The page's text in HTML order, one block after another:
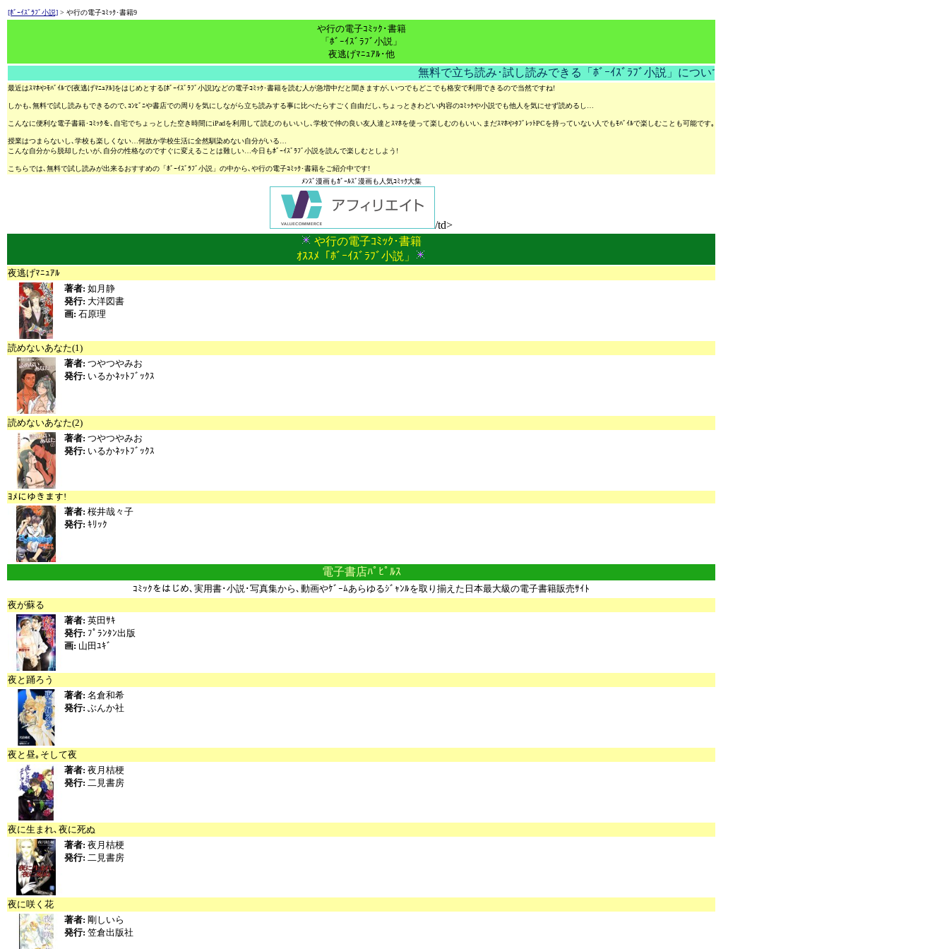
[ﾎﾞｰｲｽﾞﾗﾌﾞ小説] > や行の電子ｺﾐｯｸ･書籍9
や行の電子ｺﾐｯｸ･書籍
「ﾎﾞｰｲｽﾞﾗﾌﾞ小説」
夜逃げﾏﾆｭｱﾙ･他
無料で立ち読み･試し読みできる「ﾎﾞｰｲｽﾞﾗﾌﾞ小説」について!!
最近はｽﾏﾎやﾓﾊﾞｲﾙで[夜逃げﾏﾆｭｱﾙ]をはじめとする[ﾎﾞｰｲｽﾞﾗﾌﾞ小説]などの電子ｺﾐｯｸ･書籍を読む人が急増中だと聞きますが､いつでもどこでも格安で利用できるので当然ですね!
しかも､無料で試し読みもできるので､ｺﾝﾋﾞﾆや書店での周りを気にしながら立ち読みする事に比べたらすごく自由だし､ちょっときわどい内容のｺﾐｯｸや小説でも他人を気にせず読めるし…
こんなに便利な電子書籍･ｺﾐｯｸを､自宅でちょっとした空き時間にiPadを利用して読むのもいいし､学校で仲の良い友人達とｽﾏﾎを使って楽しむのもいい､まだｽﾏﾎやﾀﾌﾞﾚｯﾄPCを持っていない人でもﾓﾊﾞｲﾙで楽しむことも可能です｡
授業はつまらないし､学校も楽しくない…何故か学校生活に全然馴染めない自分がいる…
こんな自分から脱却したいが､自分の性格なのですぐに変えることは難しい…今日もﾎﾞｰｲｽﾞﾗﾌﾞ小説を読んで楽しむとしよう!
こちらでは､無料で試し読みが出来るおすすめの「ﾎﾞｰｲｽﾞﾗﾌﾞ小説」の中から､や行の電子ｺﾐｯｸ･書籍をご紹介中です!
ﾒﾝｽﾞ漫画もｶﾞｰﾙｽﾞ漫画も人気ｺﾐｯｸ大集
/td>
や行の電子ｺﾐｯｸ･書籍
ｵｽｽﾒ「ﾎﾞｰｲｽﾞﾗﾌﾞ小説」
夜逃げﾏﾆｭｱﾙ
著者: 如月静
発行: 大洋図書
画: 石原理
読めないあなた(1)
著者: つやつやみお
発行: いるかﾈｯﾄﾌﾞｯｸｽ
読めないあなた(2)
著者: つやつやみお
発行: いるかﾈｯﾄﾌﾞｯｸｽ
ﾖﾒにゆきます!
著者: 桜井哉々子
発行: ｷﾘｯｸ
電子書店ﾊﾟﾋﾟﾙｽ
ｺﾐｯｸをはじめ､実用書･小説･写真集から､動画やｹﾞｰﾑあらゆるｼﾞｬﾝﾙを取り揃えた日本最大級の電子書籍販売ｻｲﾄ
夜が蘇る
著者: 英田ｻｷ
発行: ﾌﾟﾗﾝﾀﾝ出版
画: 山田ﾕｷﾞ
夜と踊ろう
著者: 名倉和希
発行: ぶんか社
夜と昼｡そして夜
著者: 夜月桔梗
発行: 二見書房
夜に生まれ､夜に死ぬ
著者: 夜月桔梗
発行: 二見書房
夜に咲く花
著者: 剛しいら
発行: 笠倉出版社